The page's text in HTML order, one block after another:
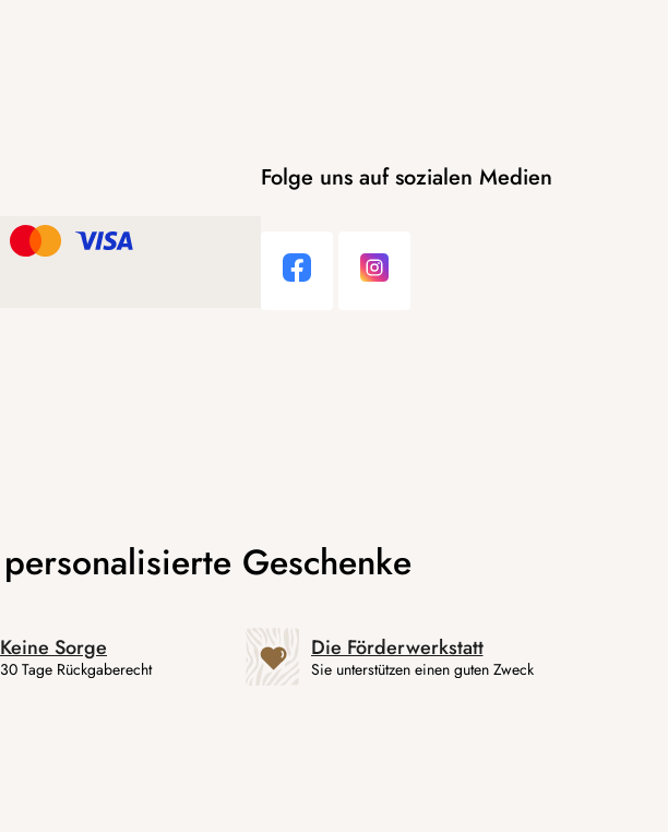
Folge uns auf sozialen Medien
Keine Sorge
30 Tage Rückgaberecht
Die Förderwerkstatt
Sie unterstützen einen guten Zweck